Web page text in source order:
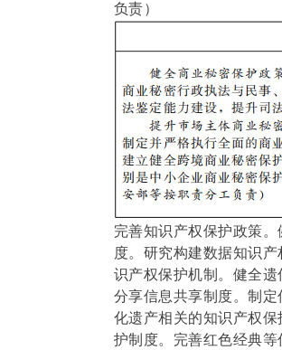
负责）
完善知识产权保护政策
度。研究构建数据知识
识产权保护机制。健全
分享信息共享制度。制
化遗产相关的知识产权
护制度。完善红色经典